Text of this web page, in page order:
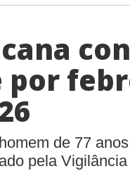
de 77
pela